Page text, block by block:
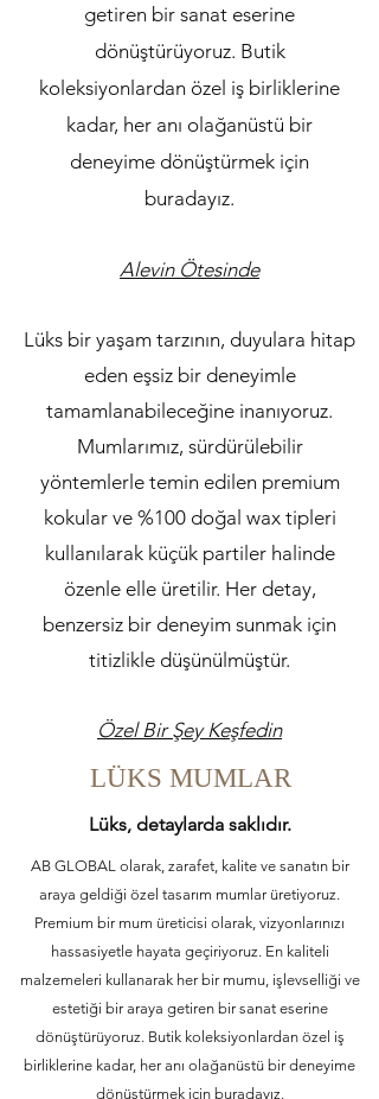
getiren bir sanat eserine
dönüştürüyoruz. Butik
koleksiyonlardan özel iş birliklerine
kadar, her anı olağanüstü bir
deneyime dönüştürmek için
buradayız.
Alevin Ötesinde
Lüks bir yaşam tarzının, duyulara hitap
eden eşsiz bir deneyimle
tamamlanabileceğine inanıyoruz.
Mumlarımız, sürdürülebilir
yöntemlerle temin edilen premium
kokular ve %100 doğal wax tipleri
kullanılarak küçük partiler halinde
özenle elle üretilir. Her detay,
benzersiz bir deneyim sunmak için
titizlikle düşünülmüştür.
Özel Bir Şey Keşfedin
LÜKS MUMLAR
Lüks, detaylarda saklıdır.
AB GLOBAL olarak, zarafet, kalite ve sanatın bir
araya geldiği özel tasarım mumlar üretiyoruz.
Premium bir mum üreticisi olarak, vizyonlarınızı
hassasiyetle hayata geçiriyoruz. En kaliteli
malzemeleri kullanarak her bir mumu, işlevselliği ve
estetiği bir araya getiren bir sanat eserine
dönüştürüyoruz. Butik koleksiyonlardan özel iş
birliklerine kadar, her anı olağanüstü bir deneyime
dönüştürmek için buradayız.